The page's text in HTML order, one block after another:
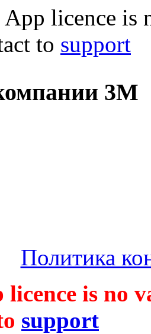
licence is
to support
3M
Политика
is no
support